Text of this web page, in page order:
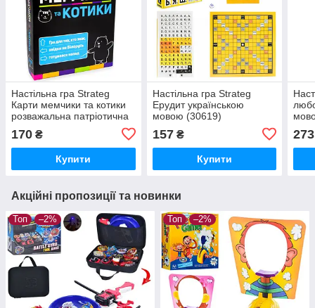
Настільна гра Strateg
Карти мемчики та котики
розважальна патріотична
(30729)
170 ₴
Купити
Настільна гра Strateg
Ерудит українською
мовою (30619)
157₴
Купити
273
Акційні пропозиції та новинки
Топ –2% Топ –2%